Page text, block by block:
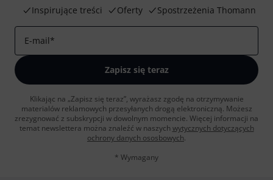
Inspirujące treści
Oferty Spostrzeżenia Thomann
E-mail*
Zapisz się teraz
Klikając na „Zapisz się teraz”, wyrażasz zgodę na otrzymywanie
materialów reklamowych przesyłanych drogą elektroniczną. Możesz
zrezygnować z subskrypcji w dowolnym momencie. Więcej informacji na
temat newslettera można znaleźć w naszych wytycznych dotyczących
ochrony danych ososbowych.
* Wymagany